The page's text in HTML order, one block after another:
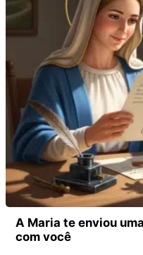
A Maria te enviou
com você